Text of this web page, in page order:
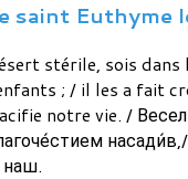
saint Euthyme
stérile, sois dans
; / il les a fait
notre vie. /